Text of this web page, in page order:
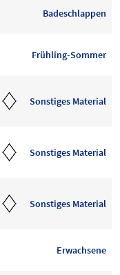
Badeschlappen
Frühling-Sommer
Sonstiges Material
Sonstiges Material
Sonstiges Material
Erwachsene